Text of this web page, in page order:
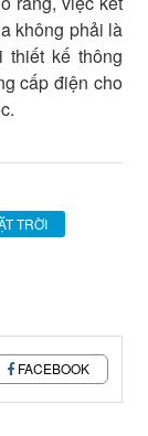
không phải là
thiết kế thông
cấp điện cho
TRỜI
FACEBOOK